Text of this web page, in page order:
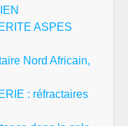
ASPES
Nord Africain,
: réfractaires